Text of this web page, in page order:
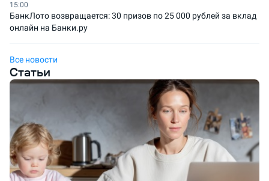
15:00
БанкЛото возвращается: 30 призов по 25 000 рублей за вклад
онлайн на Банки.ру
Все новости
Статьи